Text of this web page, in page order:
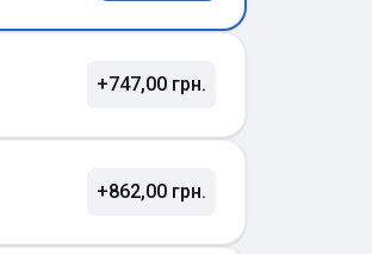
+747,00 грн.
+862,00 грн.